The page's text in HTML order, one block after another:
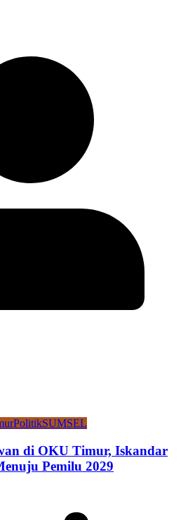
PolitikSUMSEL
di OKU Timur, Iskandar
Pemilu 2029